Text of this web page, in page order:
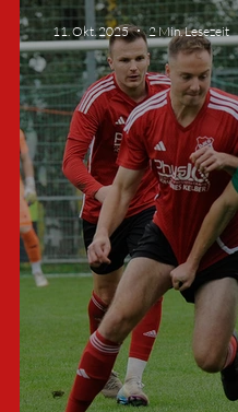
11. Okt. 2025 2 Min. Lesezeit